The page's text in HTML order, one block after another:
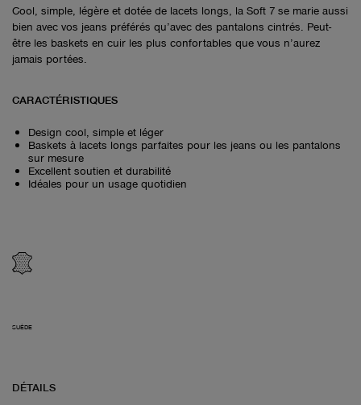
Cool, simple, légère et dotée de lacets longs, la Soft 7 se marie aussi
bien avec vos jeans préférés qu’avec des pantalons cintrés. Peut-
être les baskets en cuir les plus confortables que vous n’aurez
jamais portées.
CARACTÉRISTIQUES
Design cool, simple et léger
Baskets à lacets longs parfaites pour les jeans ou les pantalons
sur mesure
Excellent soutien et durabilité
Idéales pour un usage quotidien
SUÈDE
DÉTAILS